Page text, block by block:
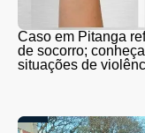
Caso em Pitanga
de socorro;
situações de